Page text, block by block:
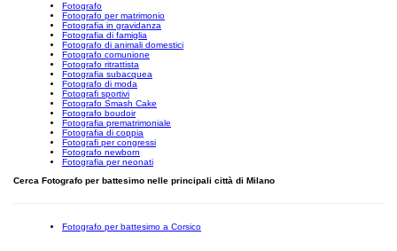
Fotografo
Fotografo per matrimonio
Fotografia in gravidanza
Fotografia di famiglia
Fotografo di animali domestici
Fotografo comunione
Fotografo ritrattista
Fotografia subacquea
Fotografo di moda
Fotografi sportivi
Fotografo Smash Cake
Fotografo boudoir
Fotografia prematrimoniale
Fotografia di coppia
Fotografi per congressi
Fotografo newborn
Fotografia per neonati
Cerca Fotografo per battesimo nelle principali città di Milano
Fotografo per battesimo a Corsico